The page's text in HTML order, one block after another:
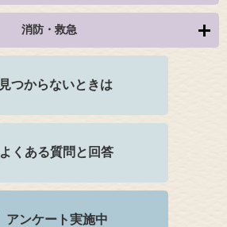
消防・救急
見つからないときは
よくある質問と回答
アンケート実施中